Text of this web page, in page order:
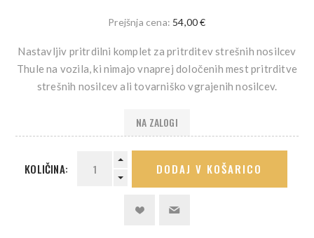
Prejšnja cena: 54,00 €
Nastavljiv pritrdilni komplet za pritrditev strešnih nosilcev
Thule na vozila, ki nimajo vnaprej določenih mest pritrditve
strešnih nosilcev ali tovarniško vgrajenih nosilcev.
NA ZALOGI
KOLIČINA: DODAJ V KOŠARICO